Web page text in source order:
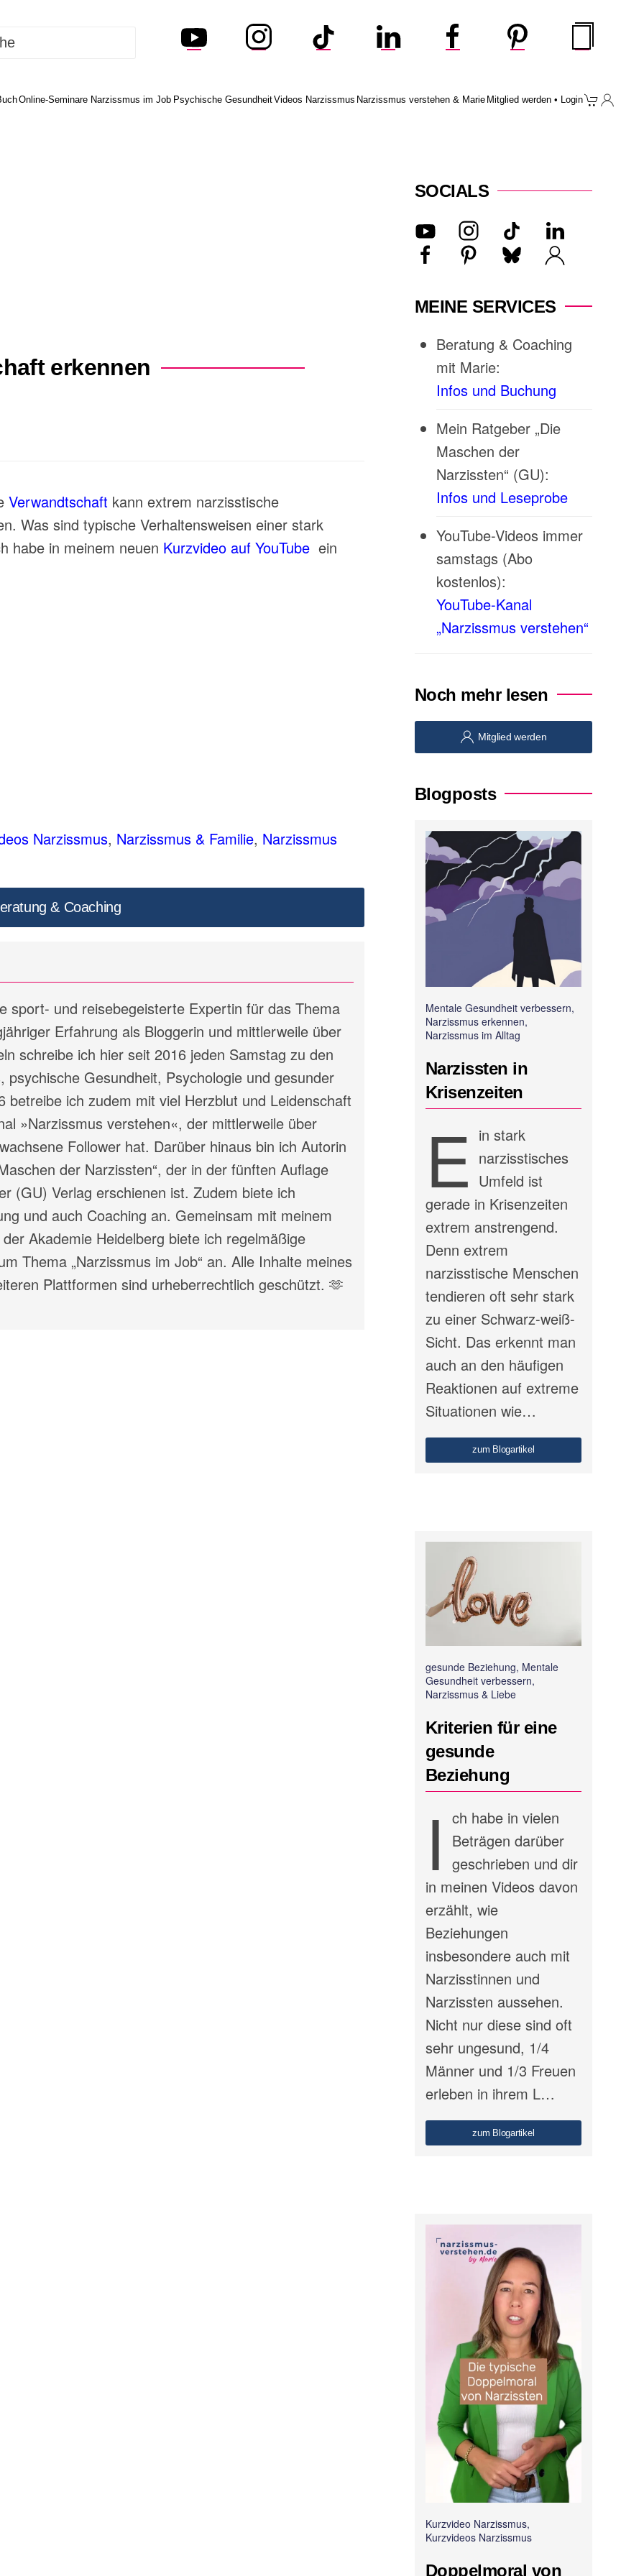
Online-Seminare Narzissmus im Job Psychische GesundheitVideos Narzissmus Narzissmus verstehen & Marie Mitglied werden • Login
erkennen
Verwandtschaft kann extrem narzisstische
Was sind typische Verhaltensweisen einer stark
habe in meinem neuen Kurzvideo auf YouTube ein
Narzissmus, Narzissmus & Familie, Narzissmus
& Coaching
sport- und reisebegeisterte Expertin für das Thema
Erfahrung als Bloggerin und mittlerweile über
schreibe ich hier seit 2016 jeden Samstag zu den
psychische Gesundheit, Psychologie und gesunder
betreibe ich zudem mit viel Herzblut und Leidenschaft
»Narzissmus verstehen«, der mittlerweile über
Follower hat. Darüber hinaus bin ich Autorin
der Narzissten“, der in der fünften Auflage
(GU) Verlag erschienen ist. Zudem biete ich
und auch Coaching an. Gemeinsam mit meinem
Akademie Heidelberg biete ich regelmäßige
Thema „Narzissmus im Job“ an. Alle Inhalte meines
Plattformen sind urheberrechtlich geschützt. 🫶
SOCIALS
MEINE SERVICES
Beratung & Coaching
mit Marie:
Infos und Buchung
Mein Ratgeber „Die
Maschen der
Narzissten“ (GU):
Infos und Leseprobe
YouTube-Videos immer
samstags (Abo
kostenlos):
YouTube-Kanal
„Narzissmus verstehen“
Noch mehr lesen
Mitglied werden
Blogposts
Mentale Gesundheit verbessern,
Narzissmus erkennen,
Narzissmus im Alltag
Narzissten in
Krisenzeiten
E in stark
narzisstisches
Umfeld ist
gerade in Krisenzeiten
extrem anstrengend.
Denn extrem
narzisstische Menschen
tendieren oft sehr stark
zu einer Schwarz-weiß-
Sicht. Das erkennt man
auch an den häufigen
Reaktionen auf extreme
Situationen wie…
zum Blogartikel
gesunde Beziehung, Mentale
Gesundheit verbessern,
Narzissmus & Liebe
Kriterien für eine
gesunde
Beziehung
I
ch habe in vielen
Beträgen darüber
geschrieben und dir
in meinen Videos davon
erzählt, wie
Beziehungen
insbesondere auch mit
Narzisstinnen und
Narzissten aussehen.
Nicht nur diese sind oft
sehr ungesund, 1/4
Männer und 1/3 Freuen
erleben in ihrem L…
zum Blogartikel
Kurzvideo Narzissmus,
Kurzvideos Narzissmus
Doppelmoral von